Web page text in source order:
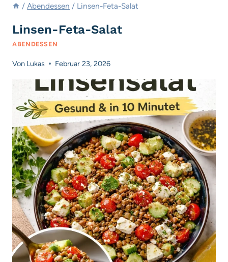
/ Abendessen / Linsen-Feta-Salat
Linsen-Feta-Salat
ABENDESSEN
Von Lukas Februar 23, 2026